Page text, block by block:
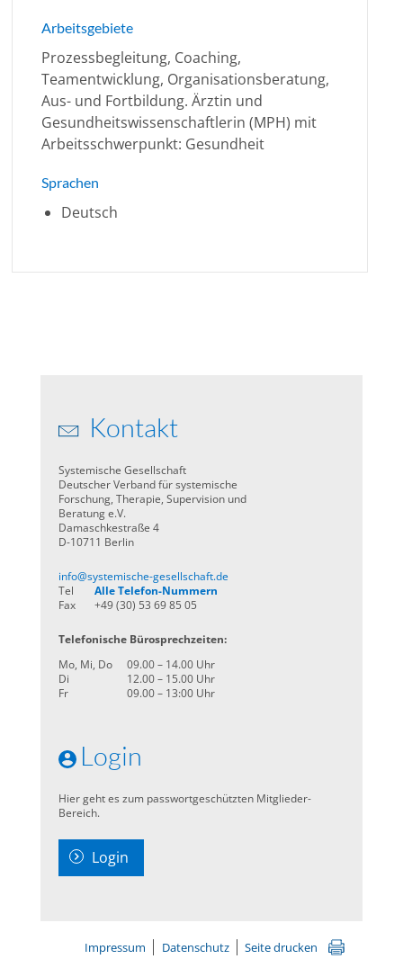
Arbeitsgebiete
Prozessbegleitung, Coaching,
Teamentwicklung, Organisationsberatung,
Aus- und Fortbildung. Ärztin und
Gesundheitswissenschaftlerin (MPH) mit
Arbeitsschwerpunkt: Gesundheit
Sprachen
Deutsch
Kontakt
Systemische Gesellschaft
Deutscher Verband für systemische
Forschung, Therapie, Supervision und
Beratung e.V.
Damaschkestraße 4
D-10711 Berlin
info@systemische-gesellschaft.de
Tel
Alle Telefon-Nummern
Fax
+49 (30) 53 69 85 05
Telefonische Bürosprechzeiten:
Mo, Mi, Do
09.00 – 14.00 Uhr
Di
12.00 – 15.00 Uhr
Fr
09.00 – 13:00 Uhr
Login
Hier geht es zum passwortgeschützten Mitglieder-
Bereich.
Login
Impressum Datenschutz Seite drucken